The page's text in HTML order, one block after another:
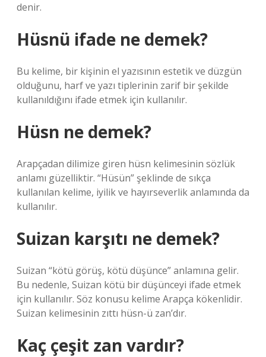
denir.
Hüsnü ifade ne demek?
Bu kelime, bir kişinin el yazısının estetik ve düzgün
olduğunu, harf ve yazı tiplerinin zarif bir şekilde
kullanıldığını ifade etmek için kullanılır.
Hüsn ne demek?
Arapçadan dilimize giren hüsn kelimesinin sözlük
anlamı güzelliktir. “Hüsün” şeklinde de sıkça
kullanılan kelime, iyilik ve hayırseverlik anlamında da
kullanılır.
Suizan karşıtı ne demek?
Suizan “kötü görüş, kötü düşünce” anlamına gelir.
Bu nedenle, Suizan kötü bir düşünceyi ifade etmek
için kullanılır. Söz konusu kelime Arapça kökenlidir.
Suizan kelimesinin zıttı hüsn-ü zan’dır.
Kaç çeşit zan vardır?